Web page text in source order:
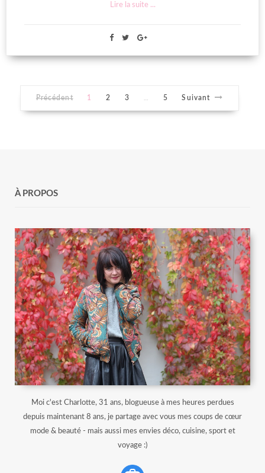
Lire la suite ...
Précédent 1 2 3 5 Suivant
À PROPOS
Moi c'est Charlotte, 31 ans, blogueuse à mes heures perdues
depuis maintenant 8 ans, je partage avec vous mes coups de cœur
mode & beauté - mais aussi mes envies déco, cuisine, sport et
voyage :)